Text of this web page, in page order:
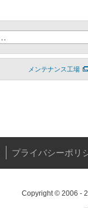
メンテナンス工場
プライバシーポリ
Copyright © 2006 -